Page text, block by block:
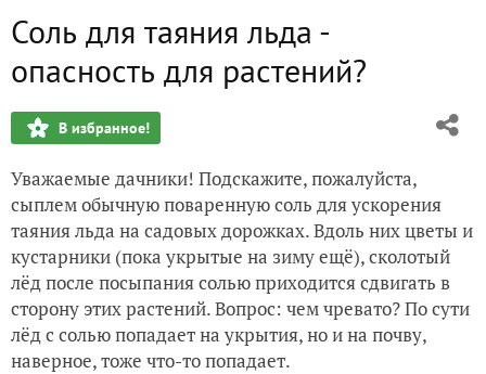
Соль для таяния льда -
опасность для растений?
В избранное!
Уважаемые дачники! Подскажите, пожалуйста,
сыплем обычную поваренную соль для ускорения
таяния льда на садовых дорожках. Вдоль них цветы и
кустарники (пока укрытые на зиму ещё), сколотый
лёд после посыпания солью приходится сдвигать в
сторону этих растений. Вопрос: чем чревато? По сути
лёд с солью попадает на укрытия, но и на почву,
наверное, тоже что-то попадает.